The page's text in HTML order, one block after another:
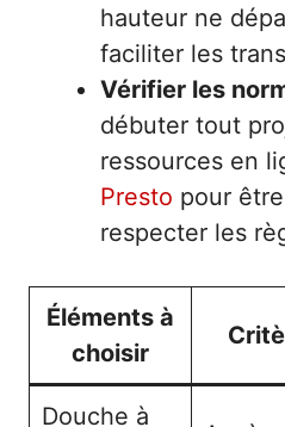
hauteur ne
faciliter les
Vérifier les
débuter tout
ressources en
Presto pour
respecter les
Éléments à
choisir
Douche à